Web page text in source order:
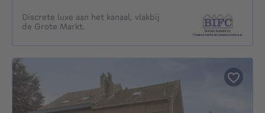
Discrete luxe aan het kanaal, vlakbij
de Grote Markt.